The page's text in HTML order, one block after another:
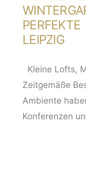
LEIPZIG
Kleine Lofts,
Zeitgemäße
Ambiente
Konferenzen